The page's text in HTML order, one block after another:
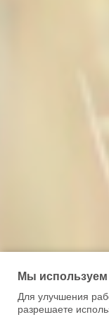
Мы используем
Для улучшения
разрешаете